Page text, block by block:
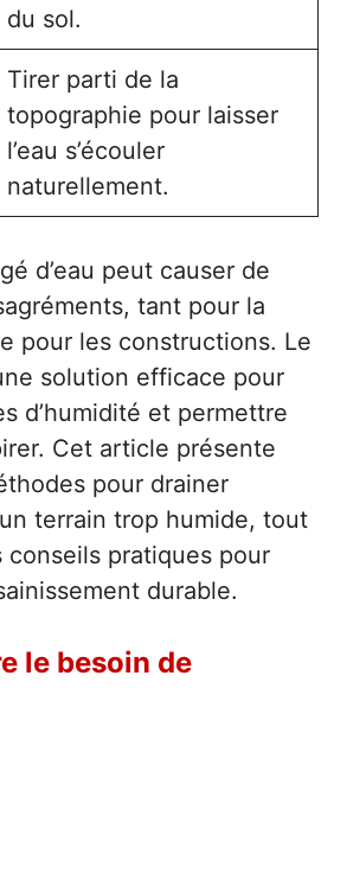
du sol.
Tirer parti de la
topographie pour laisser
l’eau s’écouler
naturellement.
d’eau peut causer de
tant pour la
pour les constructions. Le
solution efficace pour
d’humidité et permettre
Cet article présente
pour drainer
terrain trop humide, tout
conseils pratiques pour
durable.
le besoin de